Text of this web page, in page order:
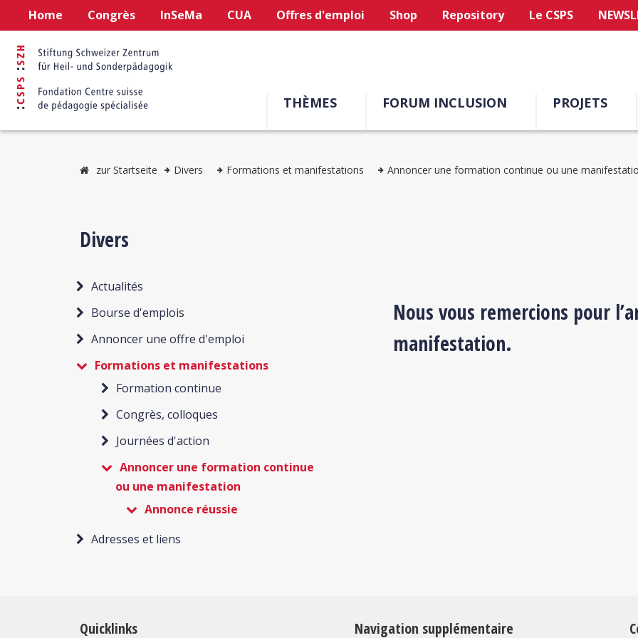
Home Congrès InSeMa CUA Offres d'emploi Shop Repository Le CSPS
THÈMES FORUM INCLUSION PROJETS
zur Startseite Divers Formations et manifestations Annoncer une formation continue ou une
Divers
Actualités
Bourse d'emplois
Annoncer une offre d'emploi
Formations et manifestations
Formation continue
Congrès, colloques
Journées d'action
Annoncer une formation continue
ou une manifestation
Annonce réussie
Adresses et liens
Nous vous remercions pour
manifestation.
Quicklinks Navigation supplémentaire